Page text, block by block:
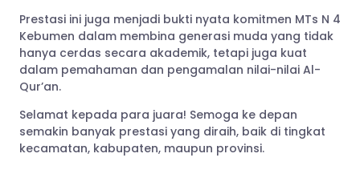
Prestasi ini juga menjadi bukti nyata komitmen MTs N 4
Kebumen dalam membina generasi muda yang tidak
hanya cerdas secara akademik, tetapi juga kuat
dalam pemahaman dan pengamalan nilai-nilai Al-
Qur’an.
Selamat kepada para juara! Semoga ke depan
semakin banyak prestasi yang diraih, baik di tingkat
kecamatan, kabupaten, maupun provinsi.